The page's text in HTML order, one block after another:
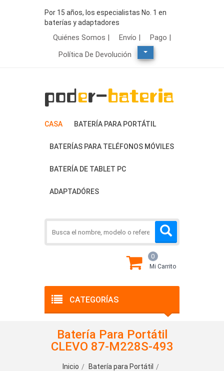
Por 15 años, los especialistas No. 1 en
baterías y adaptadores
Quiénes Somos | Envío |
Pago |
Política De Devolución
CASA BATERÍA PARA PORTÁTIL
BATERÍAS PARA TELÉFONOS MÓVILES
BATERÍA DE TABLET PC
ADAPTADÓRES
CATEGORÍAS
0
Mi Carrito
Batería Para Portátil
CLEVO 87-M228S-493
Inicio
Batería para Portátil